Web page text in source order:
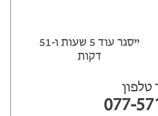
ייסגר עוד 5 שעות ‫ו-51
דקות
077-